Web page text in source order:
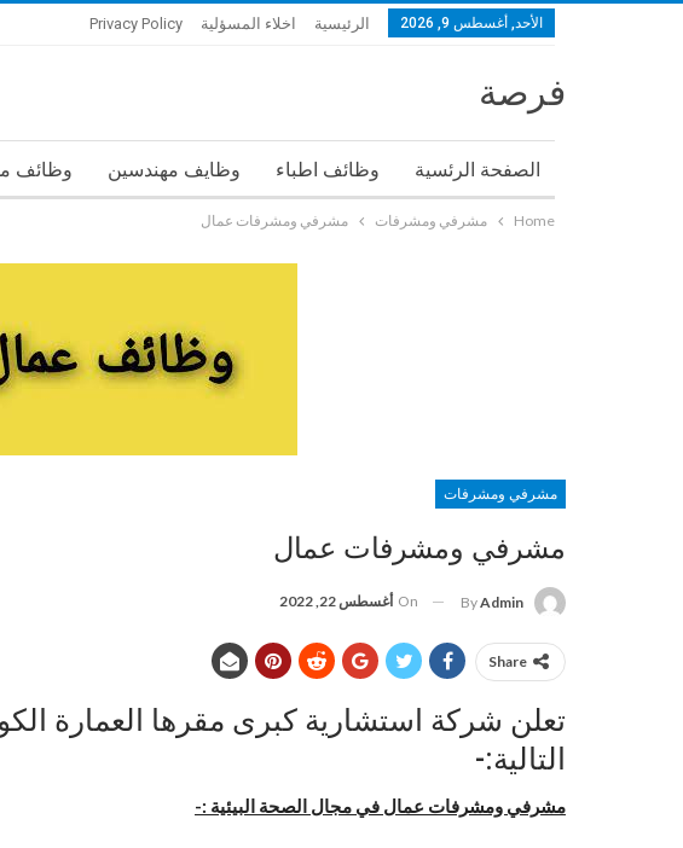
الأحد, أغسطس 9, 2026 الرئيسية اخلاء المسؤلية Privacy Policy
فرصة
الصفحة الرئسية وظائف اطباء وظايف مهندسين وظائف
Home مشرفي ومشرفات مشرفي ومشرفات عمال
مشرفي ومشرفات
مشرفي ومشرفات عمال
ByAdmin
On أغسطس 22, 2022
Share
تعلن شركة استشارية كبرى مقرها العمارة
التالية:-
مشرفي ومشرفات عمال في مجال الصحة البيئية :-